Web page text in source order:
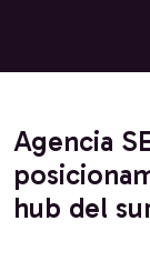
Agencia
hub del